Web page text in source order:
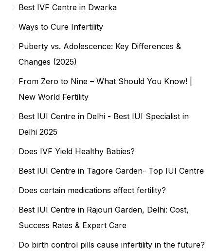
Best IVF Centre in Dwarka
Ways to Cure Infertility
Puberty vs. Adolescence: Key Differences &
Changes (2025)
From Zero to Nine – What Should You Know! |
New World Fertility
Best IUI Centre in Delhi - Best IUI Specialist in
Delhi 2025
Does IVF Yield Healthy Babies?
Best IUI Centre in Tagore Garden- Top IUI Centre
Does certain medications affect fertility?
Best IUI Centre in Rajouri Garden, Delhi: Cost,
Success Rates & Expert Care
Do birth control pills cause infertility in the future?